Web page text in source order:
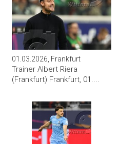
01.03.2026, Frankfurt
Trainer Albert Riera
(Frankfurt) Frankfurt, 01....